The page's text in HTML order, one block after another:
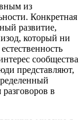
из
Конкретная
развитие,
который ни
сообщества
представляют,
в